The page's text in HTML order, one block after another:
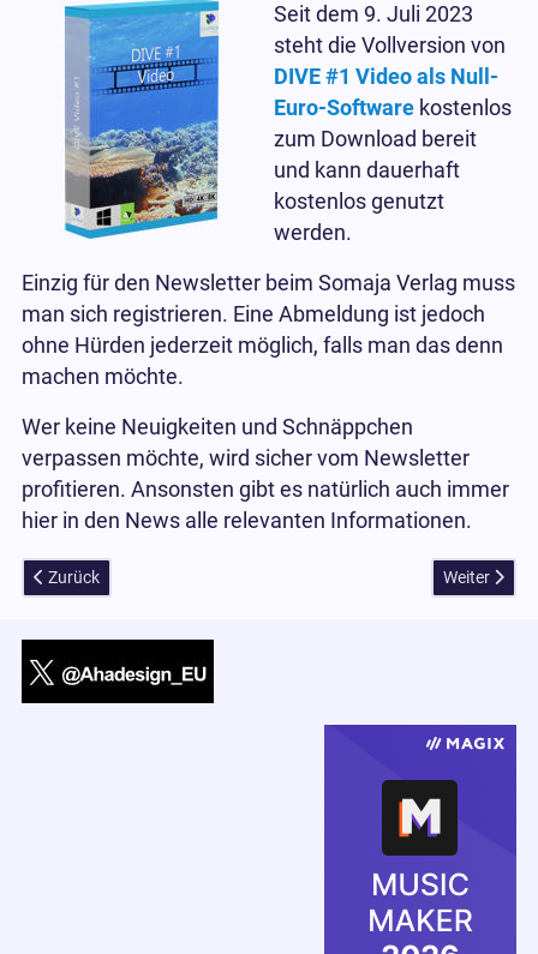
Seit dem 9. Juli 2023
steht die Vollversion von
DIVE #1 Video als Null-
Euro-Softwarekostenlos
zum Download bereit
und kann dauerhaft
kostenlos genutzt
werden.
Einzig für den Newsletter beim Somaja Verlag muss
man sich registrieren. Eine Abmeldung ist jedoch
ohne Hürden jederzeit möglich, falls man das denn
machen möchte.
Wer keine Neuigkeiten und Schnäppchen
verpassen möchte, wird sicher vom Newsletter
profitieren. Ansonsten gibt es natürlich auch immer
hier in den News alle relevanten Informationen.
Vorheriger Beitrag: 4 kostenlose Top-Software für Windows, die
Zurück Nächster
Weiter